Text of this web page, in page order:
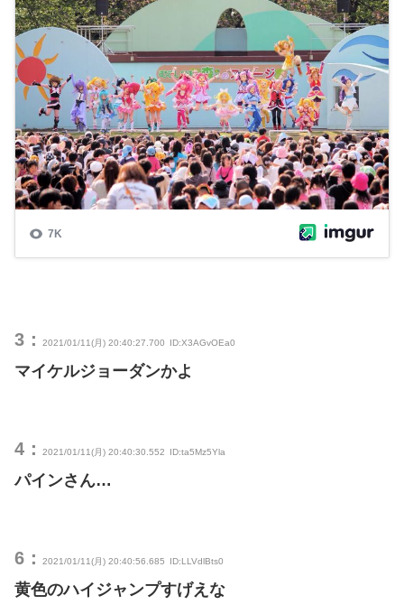
3： 2021/01/11(月) 20:40:27.700 ID:X3AGvOEa0
マイケルジョーダンかよ
4： 2021/01/11(月) 20:40:30.552 ID:ta5Mz5Yla
パインさん…
6： 2021/01/11(月) 20:40:56.685 ID:LLVdlBts0
黄色のハイジャンプすげえな